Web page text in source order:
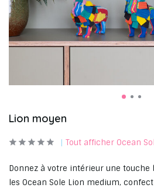
Lion moyen
Tout afficher Ocean
Donnez à votre intérieur une touche
les Ocean Sole Lion medium,